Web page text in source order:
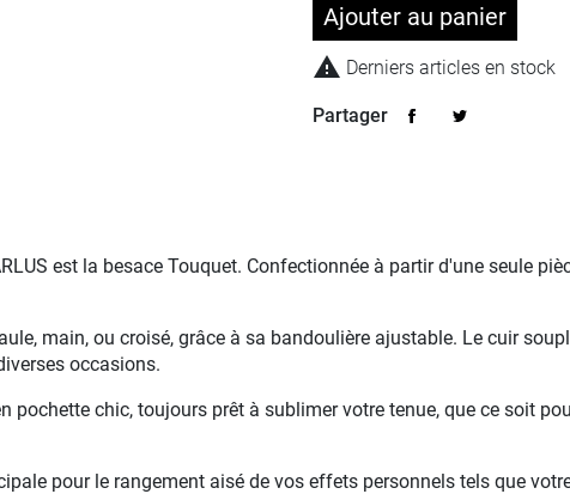
Ajouter au panier
 Derniers articles en stock
Partager
est la besace Touquet. Confectionnée à partir d'une seule
main, ou croisé, grâce à sa bandoulière ajustable. Le cuir
occasions.
pochette chic, toujours prêt à sublimer votre tenue, que ce soit
pour le rangement aisé de vos effets personnels tels que